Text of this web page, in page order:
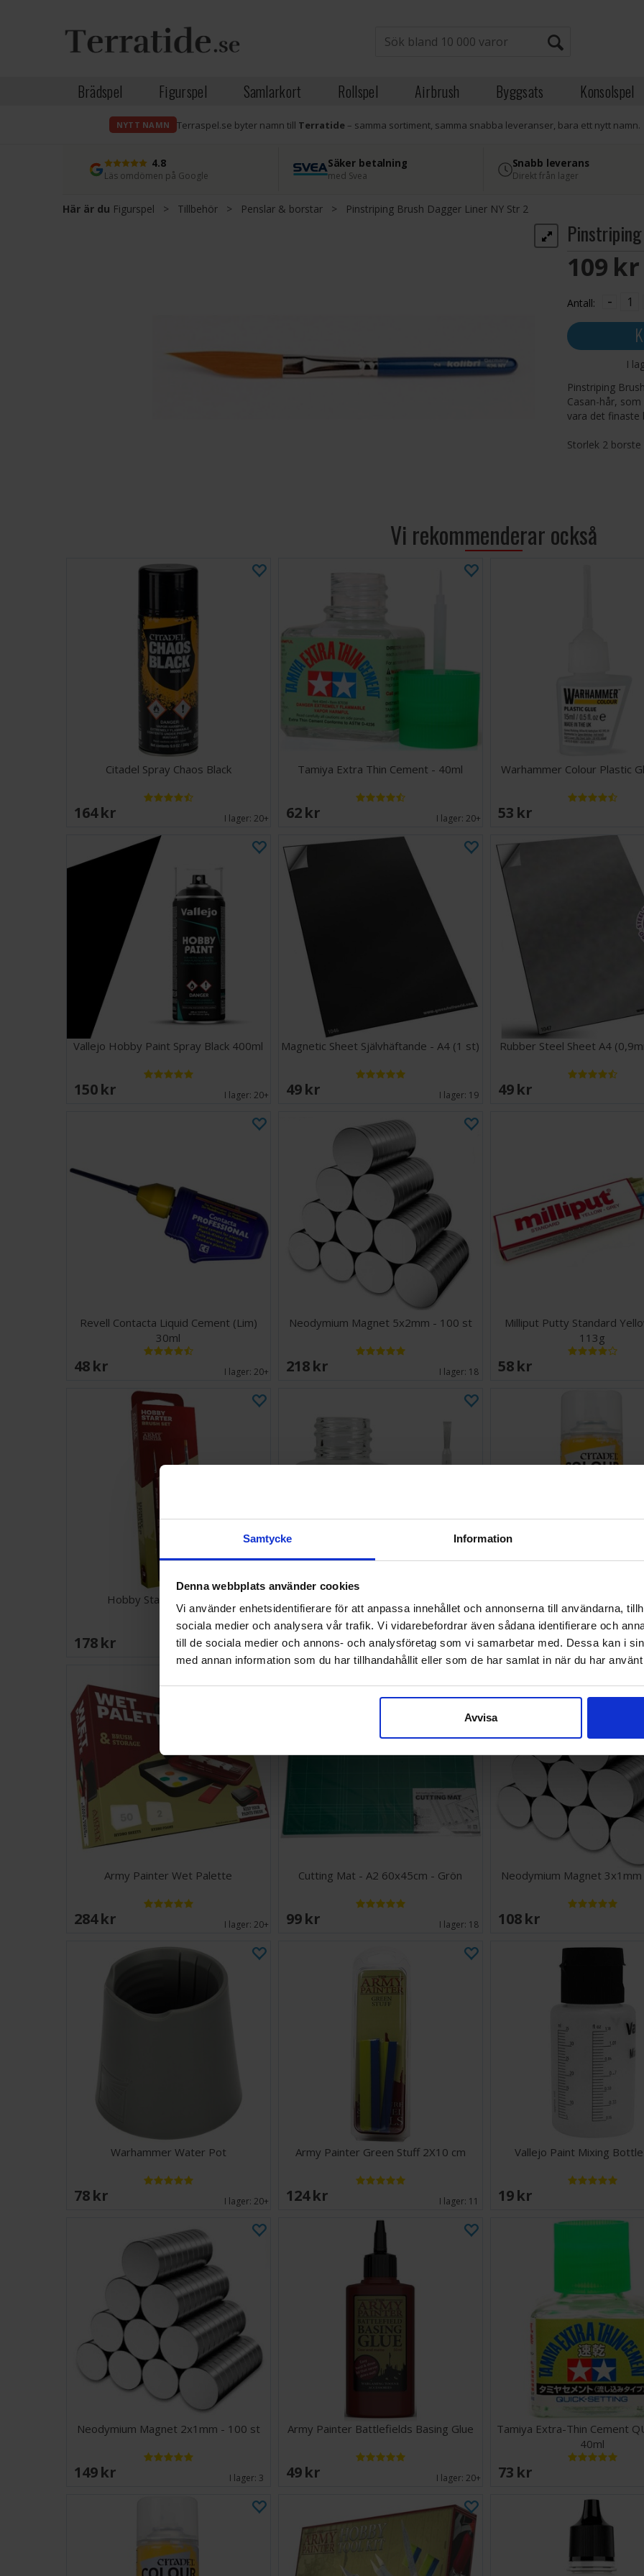
Samtycke Information
Denna webbplats använder cookies
Vi använder enhetsidentifierare för att anpassa innehållet och annonserna till användarna,
sociala medier och analysera vår trafik. Vi vidarebefordrar även sådana identifierare och
till de sociala medier och annons- och analysföretag som vi samarbetar med. Dessa kan i
med annan information som du har tillhandahållit eller som de har samlat in när du har
Avvisa
Brädspel Figurspel Samlarkort Rollspel Airbrush Byggsats Konsolspel
NYTT NAMN Terraspel.se byter namn till Terratide– samma sortiment, samma snabba leveranser, bara ett nytt namn.
4.8
Läs omdömen på Google
Säker betalning
med Svea
Snabb leverans
Direkt från lager
Här är du Figurspel > Tillbehör > Penslar & borstar > Pinstriping Brush Dagger Liner NY Str 2
109 SEK
Antall: -
I
Pinstriping
Casan-hår,
vara det finaste
Storlek 2
Vi rekommenderar också
Citadel Spray Chaos Black
164 SEK I lager:20+
Tamiya Extra Thin Cement - 40ml
62 SEK I lager:20+
Warhammer Colour Plastic
53 SEK
Vallejo Hobby Paint Spray Black 400ml
150 SEK I lager:20+
Magnetic Sheet Självhäftande - A4 (1 st)
49 SEK I lager: 19
Rubber Steel Sheet A4
49 SEK
Revell Contacta Liquid Cement (Lim)
30ml
48 SEK I lager:20+
Neodymium Magnet 5x2mm - 100 st
218 SEK I lager: 18
Milliput Putty Standard
113g
58 SEK
Hobby Starter Brush Set
178 SEK I lager:20+ 46 SEK I lager:20+ 184 SEK
Army Painter Wet Palette
284 SEK I lager:20+
Cutting Mat - A2 60x45cm - Grön
99 SEK I lager: 18
Neodymium Magnet
108 SEK
Warhammer Water Pot
78 SEK I lager:20+
Army Painter Green Stuff 2X10 cm
124 SEK I lager: 11
Vallejo Paint Mixing
19 SEK
Neodymium Magnet 2x1mm - 100 st
149 SEK I lager: 3
Army Painter Battlefields Basing Glue
49 SEK I lager:20+
Tamiya Extra-Thin Cement
40ml
73 SEK